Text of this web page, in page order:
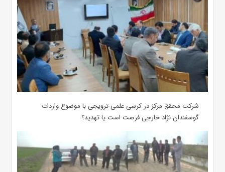
شرکت محقق مرکز در کرسی علمی-ترویجی با موضوع واردات
گوسفندان نژاد خارجی فرصت است یا تهدید؟